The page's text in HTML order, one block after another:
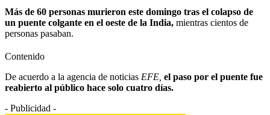
Más de 60 personas murieron este domingo tras el colapso de
un puente colgante en el oeste de la India, mientras cientos de
personas pasaban.
Contenido
De acuerdo a la agencia de noticias EFE, el paso por el puente fue
reabierto al público hace solo cuatro días.
- Publicidad -